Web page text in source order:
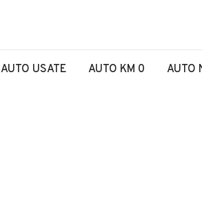
AUTO USATE AUTO KM 0 AUTO